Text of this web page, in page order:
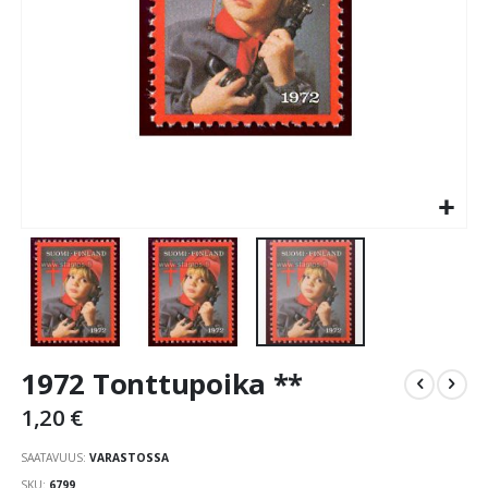
to
beginning
1972 Tonttupoika **
1,20 €
SAATAVUUS: VARASTOSSA
SKU 6799